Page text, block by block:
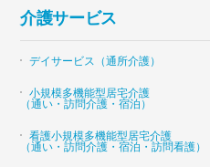
介護サービス
デイサービス（通所介護）
小規模多機能型居宅介護
（通い・訪問介護・宿泊）
看護小規模多機能型居宅介護
（通い・訪問介護・宿泊・訪問看護）